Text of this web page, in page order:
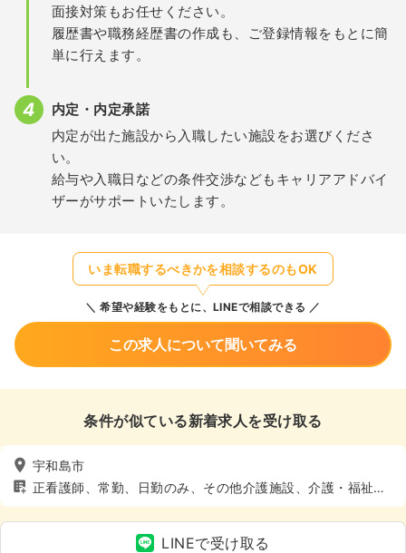
面接対策もお任せください。
履歴書や職務経歴書の作成も、ご登録情報をもとに簡
単に行えます。
内定・内定承諾
内定が出た施設から入職したい施設をお選びくださ
い。
給与や入職日などの条件交渉などもキャリアアドバイ
ザーがサポートいたします。
いま転職するべきかを相談するのもOK
希望や経験をもとに、LINEで相談できる
この求人について聞いてみる
条件が似ている新着求人を受け取る
宇和島市
正看護師、常勤、日勤のみ、その他介護施設、介護・福祉
系、4週8休以上
LINEで受け取る